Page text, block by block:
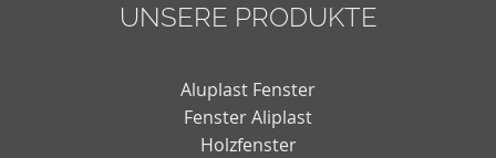
UNSERE PRODUKTE
Aluplast Fenster
Fenster Aliplast
Holzfenster